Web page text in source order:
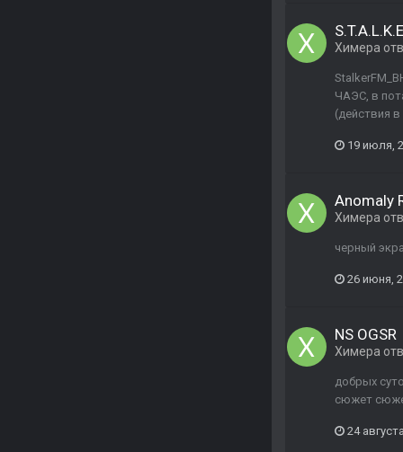
Химера
ЧАЭС, в
(действия
19 июля,
Anomaly
Химера
черный
26 июня,
NS OGSR
Химера
добрых
сюжет
24